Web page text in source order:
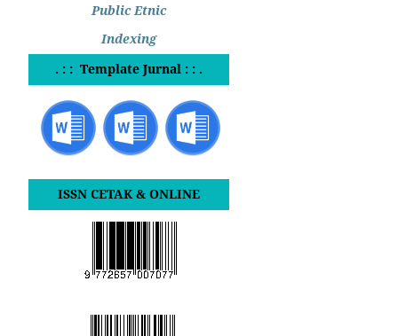
Public Etnic
Indexing
. : : Template Jurnal : : .
ISSN CETAK & ONLINE